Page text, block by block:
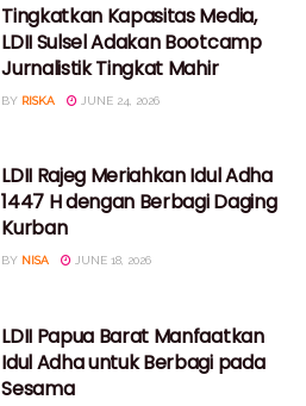
Tingkatkan Kapasitas Media,
LDII Sulsel Adakan Bootcamp
Jurnalistik Tingkat Mahir
BY RISKA JUNE 24, 2026
LDII Rajeg Meriahkan Idul Adha
1447 H dengan Berbagi Daging
Kurban
BY NISA JUNE 18, 2026
LDII Papua Barat Manfaatkan
Idul Adha untuk Berbagi pada
Sesama